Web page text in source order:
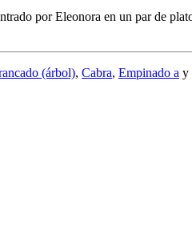
por Eleonora en un par de
(árbol), Cabra, Empinado a y